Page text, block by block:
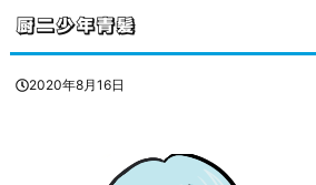
厨二少年青髪
2020年8月16日